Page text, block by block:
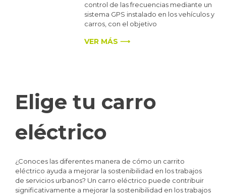
control de las frecuencias mediante un
sistema GPS instalado en los vehículos y
carros, con el objetivo
VER MÁS ⟶
Elige tu carro
eléctrico
¿Conoces las diferentes manera de cómo un carrito
eléctrico ayuda a mejorar la sostenibilidad en los trabajos
de servicios urbanos? Un carro eléctrico puede contribuir
significativamente a mejorar la sostenibilidad en los trabajos